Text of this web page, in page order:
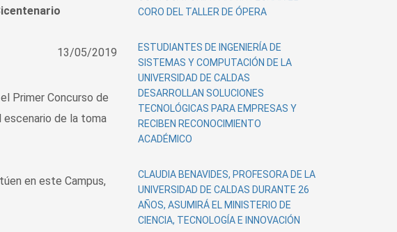
13/05/2019
Primer Concurso de
escenario de la toma
en este Campus,
CORO DEL TALLER DE ÓPERA
ESTUDIANTES DE INGENIERÍA DE
SISTEMAS Y COMPUTACIÓN DE LA
UNIVERSIDAD DE CALDAS
DESARROLLAN SOLUCIONES
TECNOLÓGICAS PARA EMPRESAS Y
RECIBEN RECONOCIMIENTO
ACADÉMICO
CLAUDIA BENAVIDES, PROFESORA DE LA
UNIVERSIDAD DE CALDAS DURANTE 26
AÑOS, ASUMIRÁ EL MINISTERIO DE
CIENCIA, TECNOLOGÍA E INNOVACIÓN